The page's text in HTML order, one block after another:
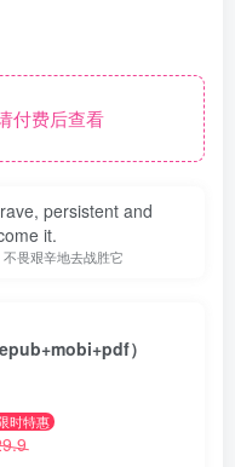
付费后查看
persistent and
it.
畏艰辛地去战胜它
）
时特惠